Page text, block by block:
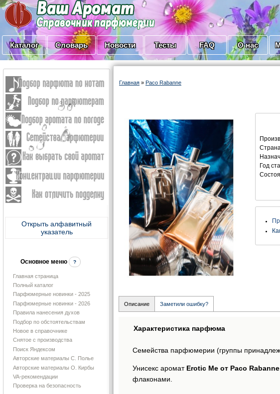
Каталог Словарь Новости Тесты FAQ О нас
Открыть алфавитный
указатель
Основное меню ?
Главная страница
Полный каталог
Парфюмерные новинки - 2025
Парфюмерные новинки - 2026
Правила нанесения духов
Подбор по обстоятельствам
Новое в справочнике
Снятое с производства
Поиск Яндексом
Авторские материалы С. Полье
Авторские материалы О. Кирбы
VA-рекомендации
Проверка на безопасность
Главная » Paco Rabanne
Год
Описание Заметили ошибку?
Характеристика парфюма
Семейства парфюмерии (группы
Унисекс аромат Erotic Me от Paco Rabanne
флаконами.